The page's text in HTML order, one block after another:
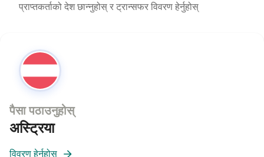
प्राप्तकर्ताको देश छान्नुहोस् र ट्रान्सफर विवरण हेर्नुहोस्
पैसा पठाउनुहोस्
अस्ट्रिया
विवरण हेर्नुहोस्